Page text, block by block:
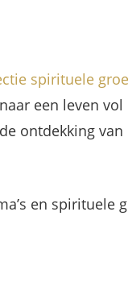
spirituele
een leven
ontdekking
en spirituele